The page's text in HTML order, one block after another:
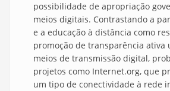
possibilidade de apropriação
meios digitais. Contrastando a
e a educação à distância como
promoção de transparência ativa
meios de transmissão digital,
projetos como Internet.org, que
um tipo de conectividade à rede